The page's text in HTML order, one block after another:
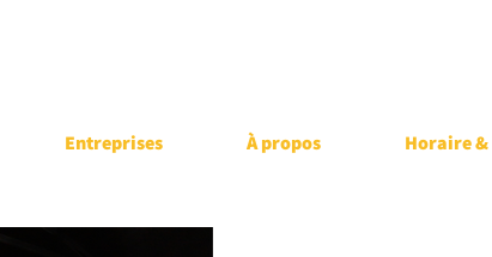
Entreprises À propos Horaire